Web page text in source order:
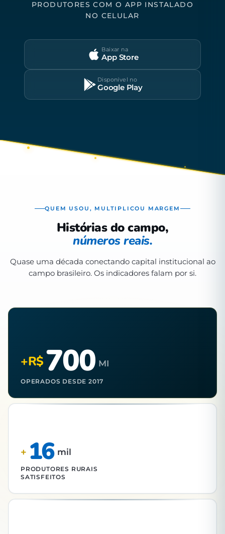
PRODUTORES COM O APP INSTALADO
NO CELULAR
Baixar na
App Store
Disponível no
Google Play
QUEM USOU, MULTIPLICOU MARGEM
Histórias do campo,
números reais.
Quase uma década conectando capital institucional ao
campo brasileiro. Os indicadores falam por si.
+R$700 MI
OPERADOS DESDE 2017
+ 16 mil
PRODUTORES RURAIS
SATISFEITOS